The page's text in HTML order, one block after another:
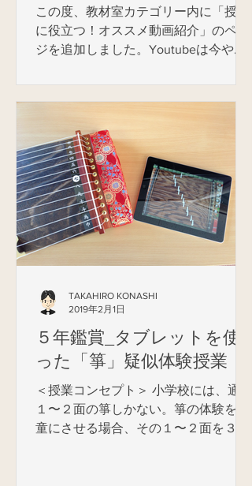
この度、教材室カテゴリー内に「授業
に役立つ！オススメ動画紹介」のペー
ジを追加しました。Youtubeは今や文
ている動画の中には教材性の高い動画
音楽の授業でも様々な場面で教育...
５年鑑賞_タブレットを使
った「箏」疑似体験授業
＜授業コンセプト＞ 小学校には、通常
１〜２面の箏しかない。箏の体験を児
童にさせる場合、その１〜２面を３０
TAKAHIRO KONASHI
2019年2月1日